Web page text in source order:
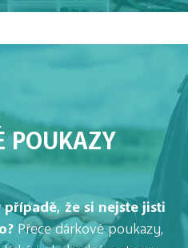
POUKAZY
případě, že si nejste jisti
Přece dárkové poukazy,